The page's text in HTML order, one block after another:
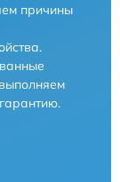
причины